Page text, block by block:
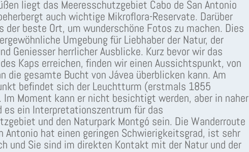
liegt das Meeresschutzgebiet Cabo de San Antonio
auch wichtige Mikroflora-Reservate. Darüber
der beste Ort, um wunderschöne Fotos zu machen. Dies
Umgebung für Liebhaber der Natur, der
Geniesser herrlicher Ausblicke. Kurz bevor wir das
Kaps erreichen, finden wir einen Aussichtspunkt, von
die gesamte Bucht von Jávea überblicken kann. Am
befindet sich der Leuchtturm (erstmals 1855
Moment kann er nicht besichtigt werden, aber in naher
es ein Interpretationszentrum für das
und den Naturpark Montgó sein. Die Wanderroute
Antonio hat einen geringen Schwierigkeitsgrad, ist sehr
und Sie sind im direkten Kontakt mit der Natur und der